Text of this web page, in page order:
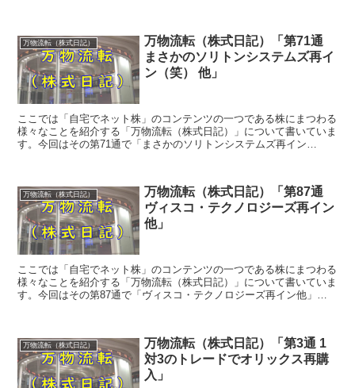
万物流転（株式日記）
万物流転（株式日記）「第71通
まさかのソリトンシステムズ再イ
ン（笑） 他」
ここでは「自宅でネット株」のコンテンツの一つである株にまつわる
様々なことを紹介する「万物流転（株式日記）」について書いていま
す。今回はその第71通で「まさかのソリトンシステムズ再イン
万物流転（株式日記）
万物流転（株式日記）「第87通
ヴィスコ・テクノロジーズ再イン
他」
ここでは「自宅でネット株」のコンテンツの一つである株にまつわる
様々なことを紹介する「万物流転（株式日記）」について書いていま
す。今回はその第87通で「ヴィスコ・テクノロジーズ再イン他」に
万物流転（株式日記）
万物流転（株式日記）「第3通 1
対3のトレードでオリックス再購
入」